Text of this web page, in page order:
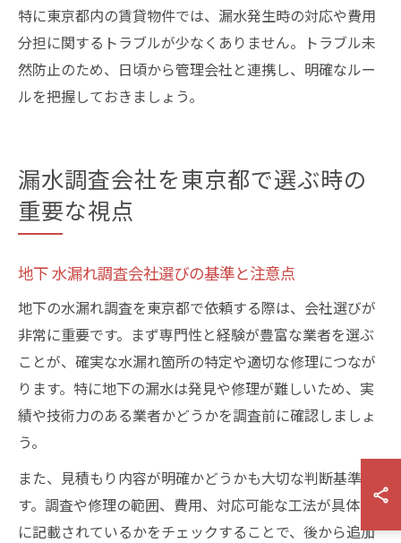
特に東京都内の賃貸物件では、漏水発生時の対応や費用
分担に関するトラブルが少なくありません。トラブル未
然防止のため、日頃から管理会社と連携し、明確なルー
ルを把握しておきましょう。
漏水調査会社を東京都で選ぶ時の
重要な視点
地下 水漏れ調査会社選びの基準と注意点
地下の水漏れ調査を東京都で依頼する際は、会社選びが
非常に重要です。まず専門性と経験が豊富な業者を選ぶ
ことが、確実な水漏れ箇所の特定や適切な修理につなが
ります。特に地下の漏水は発見や修理が難しいため、実
績や技術力のある業者かどうかを調査前に確認しましょ
う。
また、見積もり内容が明確かどうかも大切な判断基準で
す。調査や修理の範囲、費用、対応可能な工法が具体的
に記載されているかをチェックすることで、後から追加